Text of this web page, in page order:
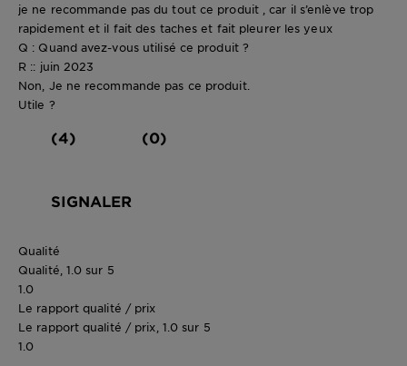
je ne recommande pas du tout ce produit , car il s’enlève trop
rapidement et il fait des taches et fait pleurer les yeux
Q : Quand avez-vous utilisé ce produit ?
R :: juin 2023
Non, Je ne recommande pas ce produit.
Utile ?
(4) (0)
SIGNALER
Qualité
Qualité, 1.0 sur 5
1.0
Le rapport qualité / prix
Le rapport qualité / prix, 1.0 sur 5
1.0